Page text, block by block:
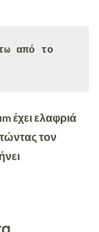
από το
έχει ελαφριά
τον